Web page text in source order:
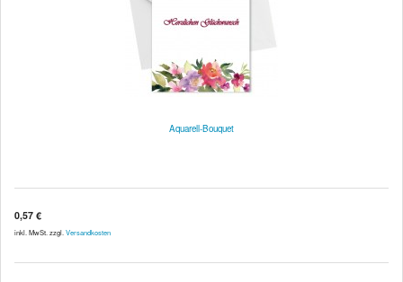
Aquarell-Bouquet
0,57 €
inkl. MwSt. zzgl. Versandkosten